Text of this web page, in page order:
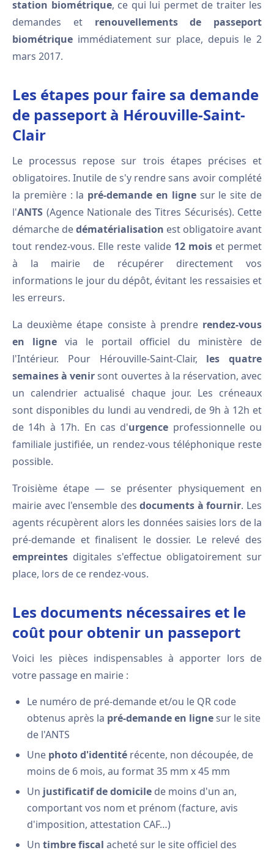
station biométrique, ce qui lui permet de traiter les
demandes et renouvellements de passeport
biométrique immédiatement sur place, depuis le 2
mars 2017.
Les étapes pour faire sa demande
de passeport à Hérouville-Saint-
Clair
Le processus repose sur trois étapes précises et
obligatoires. Inutile de s'y rendre sans avoir complété
la première : la pré-demande en lignesur le site de
l'ANTS (Agence Nationale des Titres Sécurisés). Cette
démarche dedématérialisation est obligatoire avant
tout rendez-vous. Elle reste valide 12 moiset permet
à la mairie de récupérer directement vos
informations le jour du dépôt, évitant les ressaisies et
les erreurs.
La deuxième étape consiste à prendre rendez-vous
en lignevia le portail officiel du ministère de
l'Intérieur. Pour Hérouville-Saint-Clair, les quatre
semaines à venirsont ouvertes à la réservation, avec
un calendrier actualisé chaque jour. Les créneaux
sont disponibles du lundi au vendredi, de 9h à 12h et
de 14h à 17h. En cas d'urgence professionnelle ou
familiale justifiée, un rendez-vous téléphonique reste
possible.
Troisième étape — se présenter physiquement en
mairie avec l'ensemble desdocuments à fournir. Les
agents récupèrent alors les données saisies lors de la
pré-demande et finalisent le dossier. Le relevé des
empreintes digitales s'effectue obligatoirement sur
place, lors de ce rendez-vous.
Les documents nécessaires et le
coût pour obtenir un passeport
Voici les pièces indispensables à apporter lors de
votre passage en mairie :
Le numéro de pré-demande et/ou le QR code
obtenus après la pré-demande en lignesur le site
de l'ANTS
Une photo d'identité récente, non découpée, de
moins de 6 mois, au format 35 mm x 45 mm
Un justificatif de domicile de moins d'un an,
comportant vos nom et prénom (facture, avis
d'imposition, attestation CAF…)
Un timbre fiscal acheté sur le site officiel des